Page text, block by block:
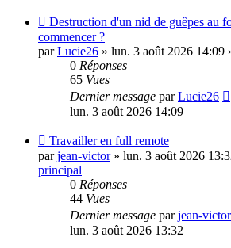
Nouveau
message
Destruction d'un nid de guêpes au
commencer ?
parLucie26 » lun. 3 août 2026 14:09
0 Réponses
65 Vues
Dernier message parLucie26
lun. 3 août 2026 14:09
Nouveau
message
Travailler en full remote
parjean-victor» lun. 3 août 2026
principal
0 Réponses
44 Vues
Dernier message parjean-victor
lun. 3 août 2026 13:32